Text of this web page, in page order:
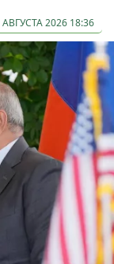
АВГУСТА 2026 18:36